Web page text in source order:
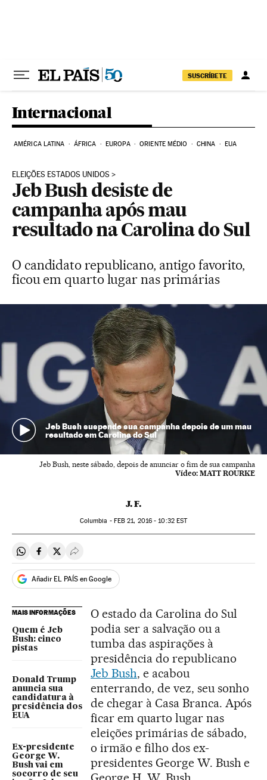
SUSCRÍBETE
Internacional
AMÉRICA LATINA ÁFRICA EUROPA ORIENTE MÉDIO CHINA EUA
ELEIÇÕES ESTADOS UNIDOS
Jeb Bush desiste de
campanha após mau
resultado na Carolina do Sul
O candidato republicano, antigo favorito,
ficou em quarto lugar nas primárias
Jeb Bush suspende sua campanha depois de um mau
resultado em Carolina do Sul
Jeb Bush, neste sábado, depois de anunciar o fim de sua campanha
Vídeo: MATT ROURKE
J. F.
Columbia - FEB 21, 2016 - 10:32EST
Compartir en Whatsapp
Compartir en Facebook
Compartir en Twitter
Desplegar Redes Sociales
Añadir EL PAÍS en Google
MAIS INFORMAÇÕES
Quem é Jeb
Bush: cinco
pistas
Donald Trump
anuncia sua
candidatura à
presidência dos
EUA
Ex-presidente
George W.
Bush vai em
socorro de seu
O estado da Carolina do Sul
podia ser a salvação ou a
tumba das aspirações à
presidência do republicano
Jeb Bush, e acabou
enterrando, de vez, seu sonho
de chegar à Casa Branca. Após
ficar em quarto lugar nas
eleições primárias de sábado,
o irmão e filho dos ex-
presidentes George W. Bush e